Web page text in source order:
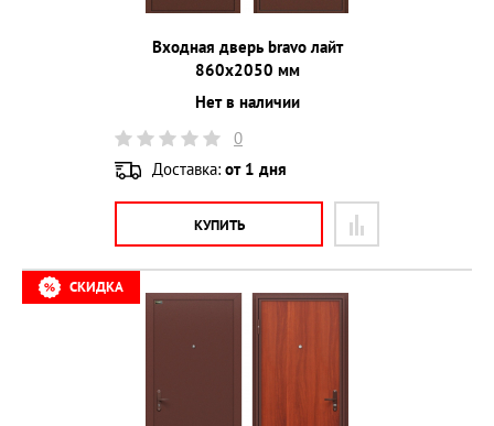
Входная дверь bravo лайт
860х2050 мм
Нет в наличии
0
Доставка: от 1 дня
КУПИТЬ
СКИДКА